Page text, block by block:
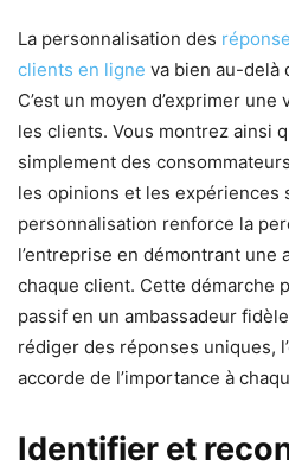
La personnalisation des
clients en ligne va bien au-delà
C’est un moyen d’exprimer
les clients. Vous montrez ainsi
simplement des
les opinions et les expériences
personnalisation renforce la
l’entreprise en démontrant
chaque client. Cette démarche
passif en un ambassadeur
rédiger des réponses uniques,
accorde de l’importance à
Identifier et